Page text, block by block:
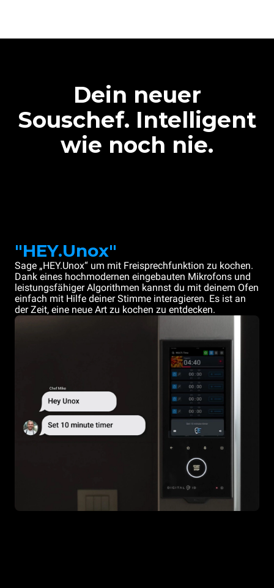
Dein neuer
Souschef. Intelligent
wie noch nie.
"HEY.Unox"
Sage „HEY.Unox“ um mit Freisprechfunktion zu kochen.
Dank eines hochmodernen eingebauten Mikrofons und
leistungsfähiger Algorithmen kannst du mit deinem Ofen
einfach mit Hilfe deiner Stimme interagieren. Es ist an
der Zeit, eine neue Art zu kochen zu entdecken.